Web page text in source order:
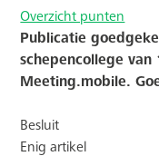
Overzicht punten
Publicatie
schepencollege van
Meeting.mobile.
Besluit
Enig artikel